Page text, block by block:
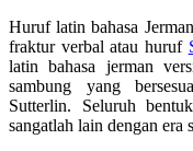
Huruf latin bahasa
fraktur verbal atau huruf
latin bahasa jerman
sambung yang
Sutterlin. Seluruh
sangatlah lain dengan era